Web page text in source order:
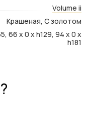
Volume ii
Крашеная, С золотом
66 x 0 x h129, 94 x 0 x
h181